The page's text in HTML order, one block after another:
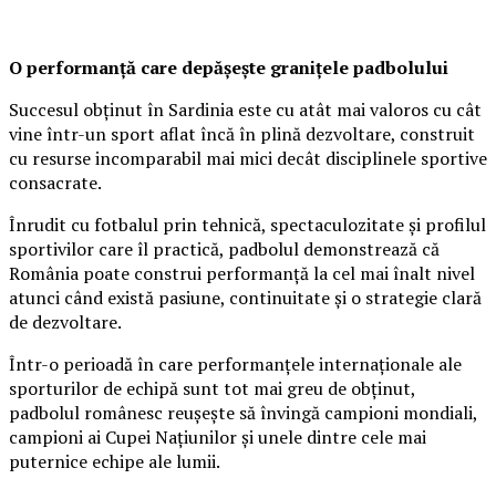
O performanță care depășește granițele padbolului
Succesul obținut în Sardinia este cu atât mai valoros cu cât
vine într-un sport aflat încă în plină dezvoltare, construit
cu resurse incomparabil mai mici decât disciplinele sportive
consacrate.
Înrudit cu fotbalul prin tehnică, spectaculozitate și profilul
sportivilor care îl practică, padbolul demonstrează că
România poate construi performanță la cel mai înalt nivel
atunci când există pasiune, continuitate și o strategie clară
de dezvoltare.
Într-o perioadă în care performanțele internaționale ale
sporturilor de echipă sunt tot mai greu de obținut,
padbolul românesc reușește să învingă campioni mondiali,
campioni ai Cupei Națiunilor și unele dintre cele mai
puternice echipe ale lumii.